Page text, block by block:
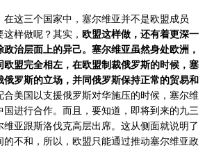
这三个国家中，塞尔维亚并不是欧盟成员
样做呢？其实， 欧盟这样做，还有着更深一
治层面上的异己。塞尔维亚虽然身处欧洲，
欧盟完全相左，在欧盟制裁俄罗斯的时候，塞
俄罗斯的立场，并同俄罗斯保持正常的贸易和
合美国以支援俄罗斯对华施压的时候，塞尔维
国进行合作。而且，要知道，即将到来的九三
维亚跟斯洛伐克高层出席。这从侧面就说明了
不和，所以，欧盟只能通过推动塞尔维亚政